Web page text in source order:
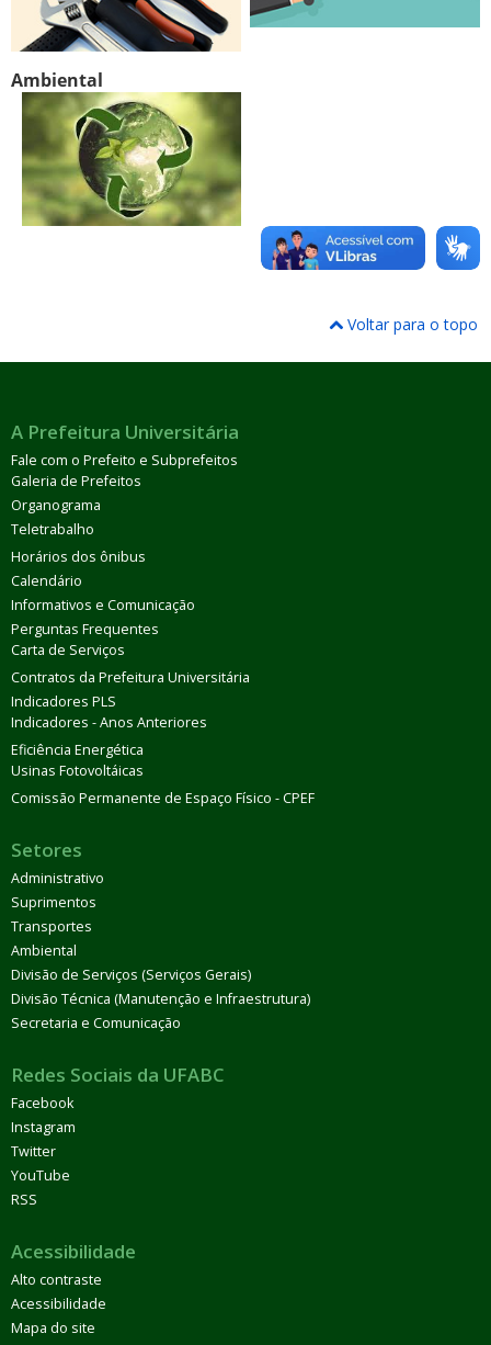
Ambiental
Voltar para o topo
A Prefeitura Universitária
Fale com o Prefeito e Subprefeitos
Galeria de Prefeitos
Organograma
Teletrabalho
Horários dos ônibus
Calendário
Informativos e Comunicação
Perguntas Frequentes
Carta de Serviços
Contratos da Prefeitura Universitária
Indicadores PLS
Indicadores - Anos Anteriores
Eficiência Energética
Usinas Fotovoltáicas
Comissão Permanente de Espaço Físico - CPEF
Setores
Administrativo
Suprimentos
Transportes
Ambiental
Divisão de Serviços (Serviços Gerais)
Divisão Técnica (Manutenção e Infraestrutura)
Secretaria e Comunicação
Redes Sociais da UFABC
Facebook
Instagram
Twitter
YouTube
RSS
Acessibilidade
Alto contraste
Acessibilidade
Mapa do site